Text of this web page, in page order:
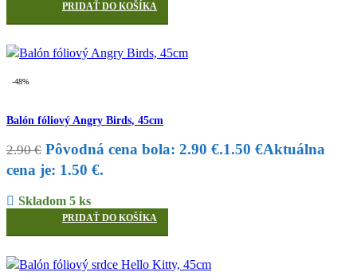
PRIDAŤ DO KOŠÍKA
-48%
Balón fóliový Angry Birds, 45cm
2.90€ Pôvodná cena bola: 2.90 €.1.50 €Aktuálna
cena je: 1.50 €.
Skladom 5 ks
PRIDAŤ DO KOŠÍKA